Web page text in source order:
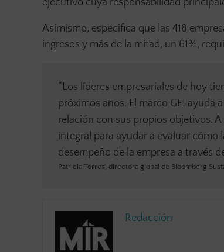
ejecutivo cuya responsabilidad
Asimismo, especifica que las 418
ingresos y más de la mitad, un 61%,
“Los líderes empresariales de hoy
próximos años. El marco GEI ayuda
relación con sus propios objetivos.
integral para ayudar a evaluar
desempeño de la empresa a través
Patricia Torres, directora global de Bloomberg
Redacción